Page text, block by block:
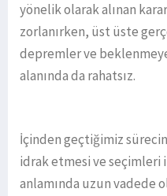
yönelik olarak alınan
zorlanırken, üst üste
depremler ve
alanında da rahatsız.
İçinden geçtiğimiz sürecin
idrak etmesi ve seçimleri
anlamında uzun vadede